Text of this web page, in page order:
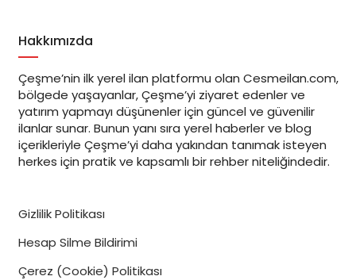
seramik/Fayans
seramik/Fayans
isim soyisim
Hakkımızda
Çeşme’nin ilk yerel ilan platformu olan Cesmeilan.com,
bölgede yaşayanlar, Çeşme’yi ziyaret edenler ve
yatırım yapmayı düşünenler için güncel ve güvenilir
ilanlar sunar. Bunun yanı sıra yerel haberler ve blog
içerikleriyle Çeşme’yi daha yakından tanımak isteyen
herkes için pratik ve kapsamlı bir rehber niteliğindedir.
Gizlilik Politikası
Hesap Silme Bildirimi
Çerez (Cookie) Politikası